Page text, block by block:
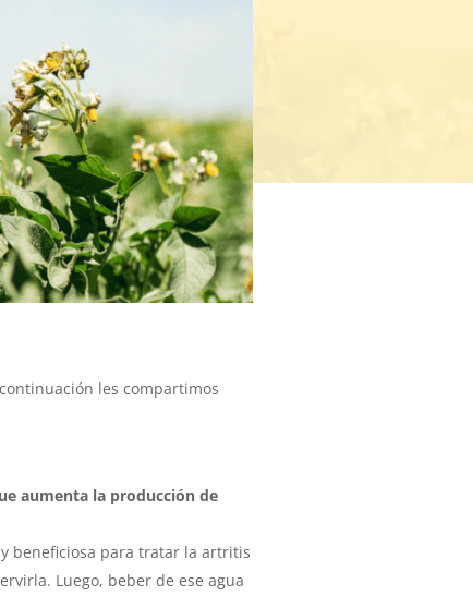
les compartimos
aumenta la producción de
beneficiosa para tratar la artritis
Luego, beber de ese agua